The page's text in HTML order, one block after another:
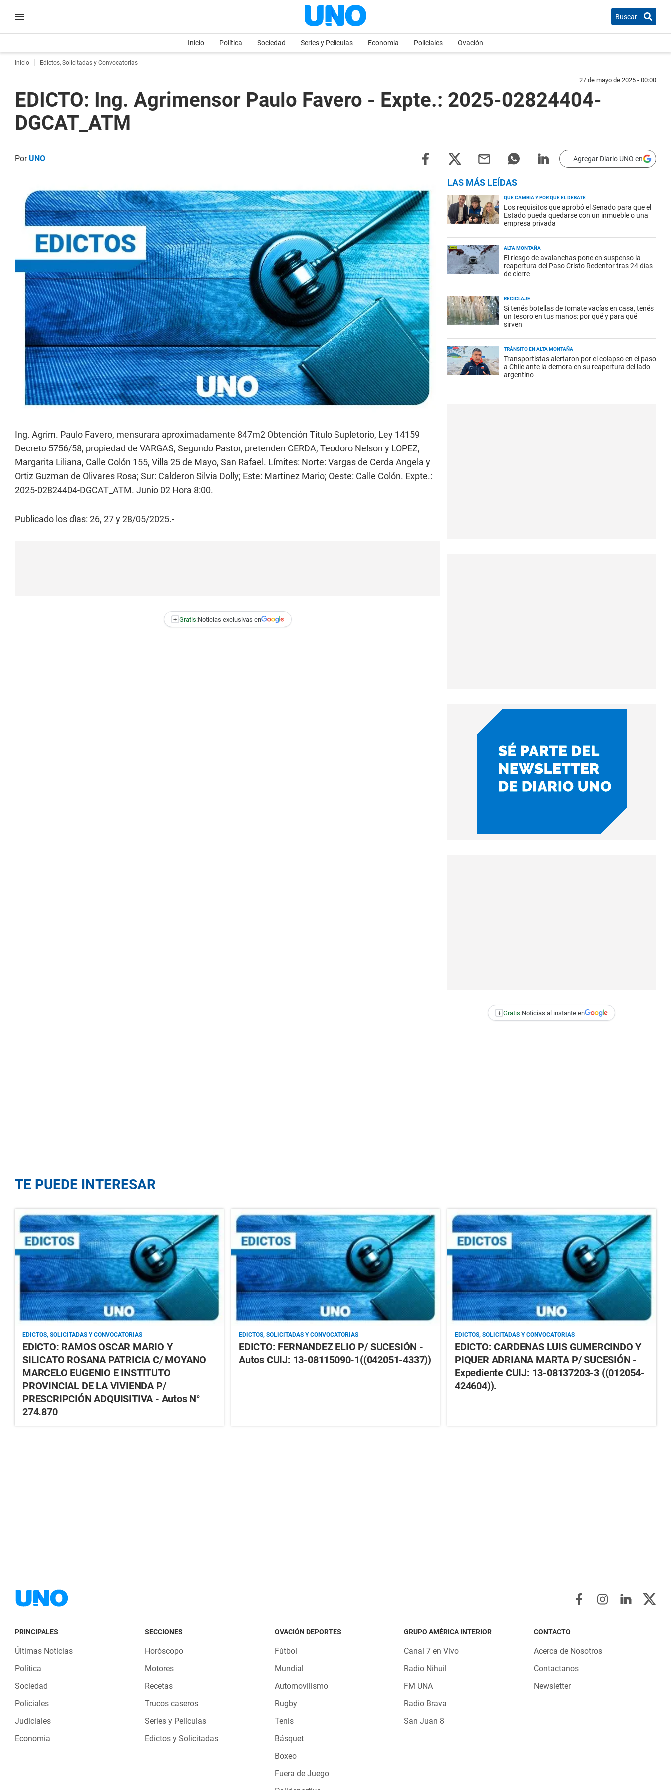
Buscar
Inicio Política Sociedad Series y Películas Economia Policiales Ovación
Inicio Edictos, Solicitadas y Convocatorias
27 de mayo de 2025 - 00:00
EDICTO: Ing. Agrimensor Paulo Favero - Expte.: 2025-02824404-
DGCAT_ATM
PorUNO Agregar Diario UNO en
Ing. Agrim. Paulo Favero, mensurara aproximadamente 847m2 Obtención Título Supletorio, Ley 14159
Decreto 5756/58, propiedad de VARGAS, Segundo Pastor, pretenden CERDA, Teodoro Nelson y LOPEZ,
Margarita Liliana, Calle Colón 155, Villa 25 de Mayo, San Rafael. Límites: Norte: Vargas de Cerda Angela y
Ortiz Guzman de Olivares Rosa; Sur: Calderon Silvia Dolly; Este: Martinez Mario; Oeste: Calle Colón. Expte.:
2025-02824404-DGCAT_ATM. Junio 02 Hora 8:00.
Publicado los dìas: 26, 27 y 28/05/2025.-
+ Gratis:Noticias exclusivas en
LAS MÁS LEÍDAS
QUÉ CAMBIA Y POR QUÉ EL DEBATE
Los requisitos que aprobó el Senado para que el
Estado pueda quedarse con un inmueble o una
empresa privada
ALTA MONTAÑA
El riesgo de avalanchas pone en suspenso la
reapertura del Paso Cristo Redentor tras 24 días
de cierre
RECICLAJE
Si tenés botellas de tomate vacías en casa, tenés
un tesoro en tus manos: por qué y para qué
sirven
TRÁNSITO EN ALTA MONTAÑA
Transportistas alertaron por el colapso en el paso
a Chile ante la demora en su reapertura del lado
argentino
+ Gratis:Noticias al instante en
TE PUEDE INTERESAR
EDICTOS, SOLICITADAS Y CONVOCATORIAS
EDICTO: RAMOS OSCAR MARIO Y
SILICATO ROSANA PATRICIA C/ MOYANO
MARCELO EUGENIO E INSTITUTO
PROVINCIAL DE LA VIVIENDA P/
PRESCRIPCIÓN ADQUISITIVA - Autos N°
274.870
EDICTOS, SOLICITADAS Y CONVOCATORIAS
EDICTO: FERNANDEZ ELIO P/ SUCESIÓN -
Autos CUIJ: 13-08115090-1((042051-4337))
EDICTOS, SOLICITADAS Y CONVOCATORIAS
EDICTO: CARDENAS LUIS GUMERCINDO Y
PIQUER ADRIANA MARTA P/ SUCESIÓN -
Expediente CUIJ: 13-08137203-3 ((012054-
424604)).
PRINCIPALES
Últimas Noticias
Política
Sociedad
Policiales
Judiciales
Economia
SECCIONES
Horóscopo
Motores
Recetas
Trucos caseros
Series y Películas
Edictos y Solicitadas
OVACIÓN DEPORTES
Fútbol
Mundial
Automovilismo
Rugby
Tenis
Básquet
Boxeo
Fuera de Juego
GRUPO AMÉRICA INTERIOR
Canal 7 en Vivo
Radio Nihuil
FM UNA
Radio Brava
San Juan 8
CONTACTO
Acerca de Nosotros
Contactanos
Newsletter